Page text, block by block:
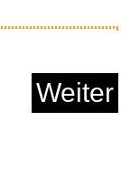
Weiter